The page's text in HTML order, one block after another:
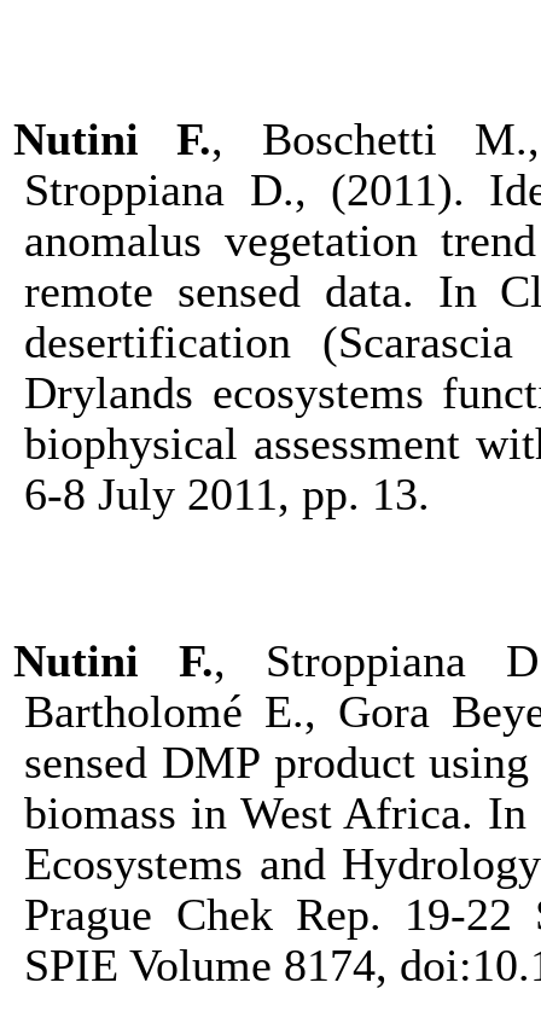
Nutini F., Boschetti
Stroppiana D., (2011).
anomalus vegetation
remote sensed data. In
desertification
Drylands ecosystems
biophysical assessment
6-8 July 2011, pp. 13.
Nutini F., Stroppiana
Bartholomé E., Gora
sensed DMP product
biomass in West Africa.
Ecosystems and
Prague Chek Rep. 19-22
SPIE Volume 8174,